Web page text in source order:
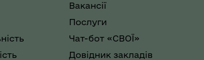
Вакансії
Послуги
Чат-бот «СВОЇ»
Довідник закладів